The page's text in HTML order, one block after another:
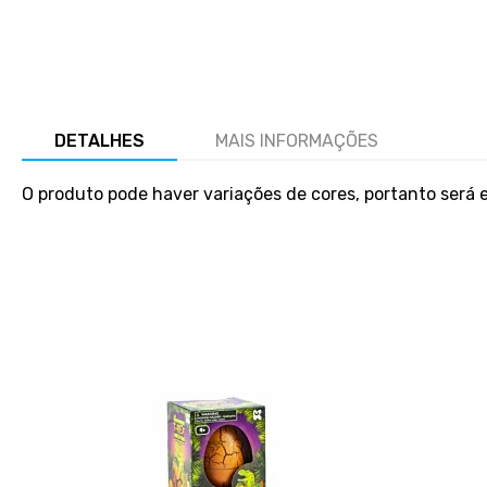
galeria
de
imagens
DETALHES
O produto pode haver variações de cores, portanto
MAIS INFORMAÇÕES